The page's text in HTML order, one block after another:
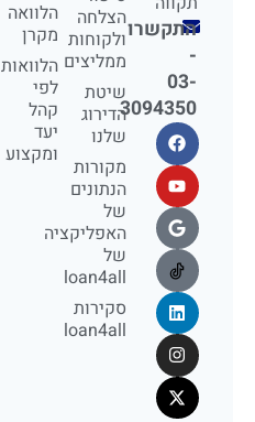
התקשרו
-
03-
3094350
הצלחה
ולקוחות
ממליצים
שיטת
הדירוג
שלנו
מקורות
הנתונים
של
האפליקציה
של
loan4all
סקירות
loan4all
הלוואה
מקרן
הלוואות
לפי
קהל
יעד
ומקצוע